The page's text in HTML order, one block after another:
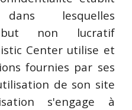
lesquelles
non lucratif
Center utilise et
fournies par ses
de son site
s'engage à